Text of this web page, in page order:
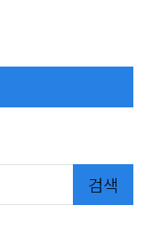
검색